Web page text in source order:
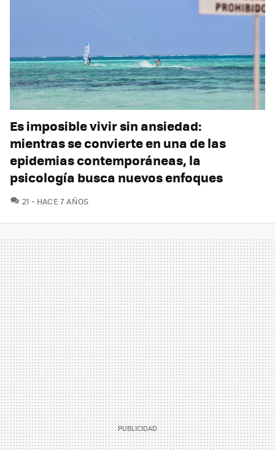
Es imposible vivir sin ansiedad:
mientras se convierte en una de las
epidemias contemporáneas, la
psicología busca nuevos enfoques
21 COMENTARIOS
HACE 7 AÑOS